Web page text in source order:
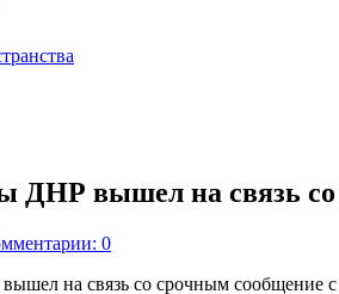
ДНР вышел на связь
0